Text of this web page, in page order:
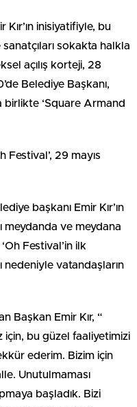
Kır’ın inisiyatifiyle, bu
sokakta halkla
açılış korteji, 28
Belediye Başkanı,
birlikte ‘Square Armand
Festival’, 29 mayıs
başkanı Emir Kır’ın
meydanda ve meydana
Festival’in ilk
nedeniyle vatandaşların
Başkan Emir Kır, “
bu güzel faaliyetimizi
ederim. Bizim için
Unutulmaması
başladık. Bizi